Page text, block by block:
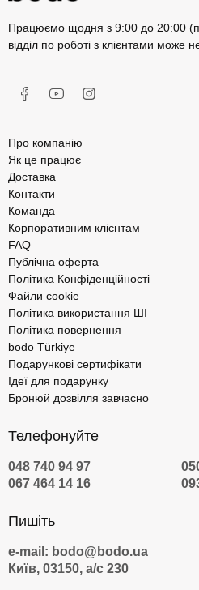
Працюємо щодня з 9:00 до 20:00
відділ по роботі з клієнтами може
Про компанію
Як це працює
Доставка
Контакти
Команда
Корпоративним клієнтам
FAQ
Публічна оферта
Політика Конфіденційності
Файли cookie
Політика використання ШІ
Політика повернення
bodo Türkiye
Подарункові сертифікати
Ідеї для подарунку
Бронюй дозвілля завчасно
Телефонуйте
048 740 94 97
067 464 14 16
Пишіть
e-mail: bodo@bodo.ua
Київ, 03150, а/с 230